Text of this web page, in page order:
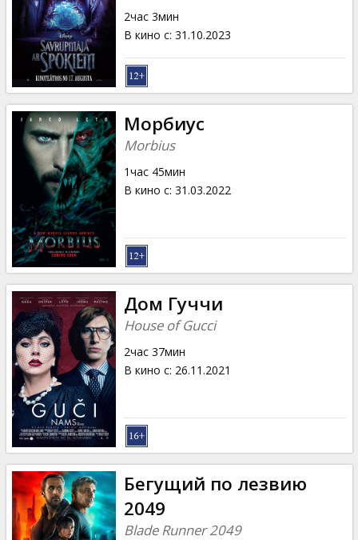
2час 3мин
В кино с: 31.10.2023
Морбиус
Morbius
1час 45мин
В кино с: 31.03.2022
Дом Гуччи
House of Gucci
2час 37мин
В кино с: 26.11.2021
Бегущий по лезвию
2049
Blade Runner 2049